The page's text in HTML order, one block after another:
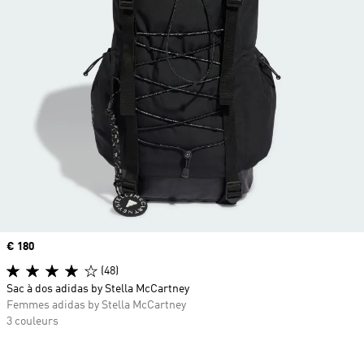
Prix
€ 180
(48)
Sac à dos adidas by Stella McCartney
Femmes adidas by Stella McCartney
3 couleurs